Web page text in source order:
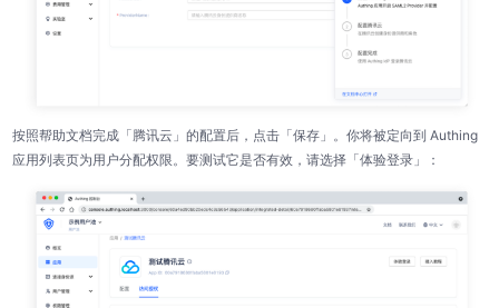
按照帮助文档完成「腾讯云」的配置后，点击「保存」。你将被定向到 Authing
应用列表页为用户分配权限。要测试它是否有效，请选择「体验登录」：